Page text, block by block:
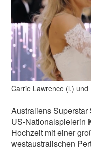
Carrie Lawrence (l.) und
Australiens Superstar
US-Nationalspielerin
Hochzeit mit einer
westaustralischen